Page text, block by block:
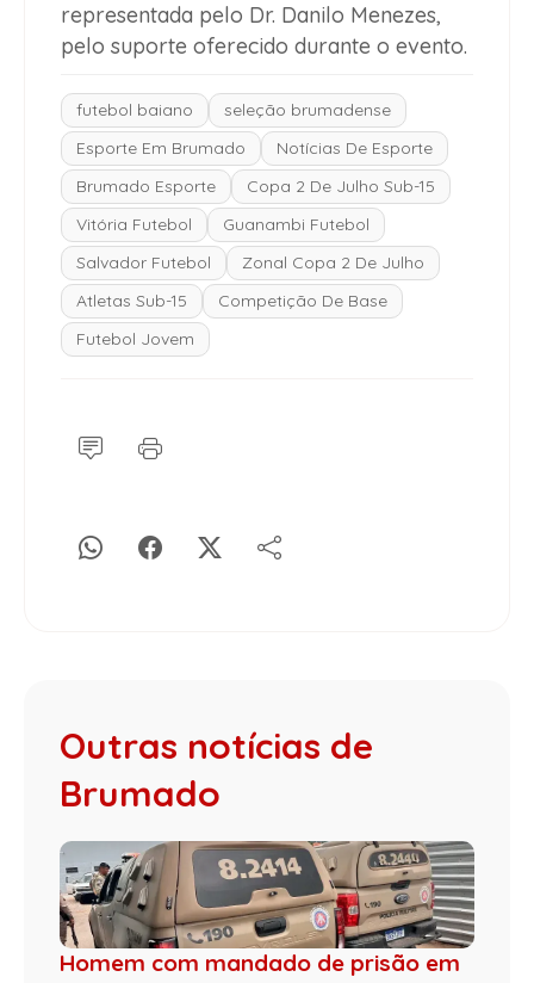
representada pelo Dr. Danilo Menezes,
pelo suporte oferecido durante o evento.
futebol baiano
seleção brumadense
Esporte Em Brumado
Notícias De Esporte
Brumado Esporte
Copa 2 De Julho Sub-15
Vitória Futebol
Guanambi Futebol
Salvador Futebol
Zonal Copa 2 De Julho
Atletas Sub-15
Competição De Base
Futebol Jovem
Outras notícias de
Brumado
Homem com mandado de prisão em